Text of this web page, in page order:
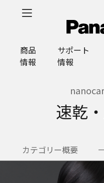
商品
情報
サポート
情報
速乾
カテゴリー概要